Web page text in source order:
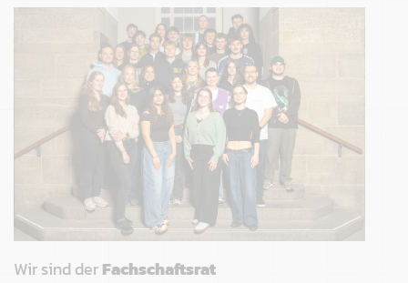
Wir sind derFachschaftsrat